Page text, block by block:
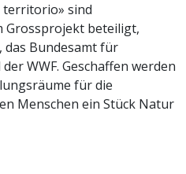
territorio» sind
Grossprojekt beteiligt,
das Bundesamt für
WWF. Geschaffen werden
für die
Menschen ein Stück Natur